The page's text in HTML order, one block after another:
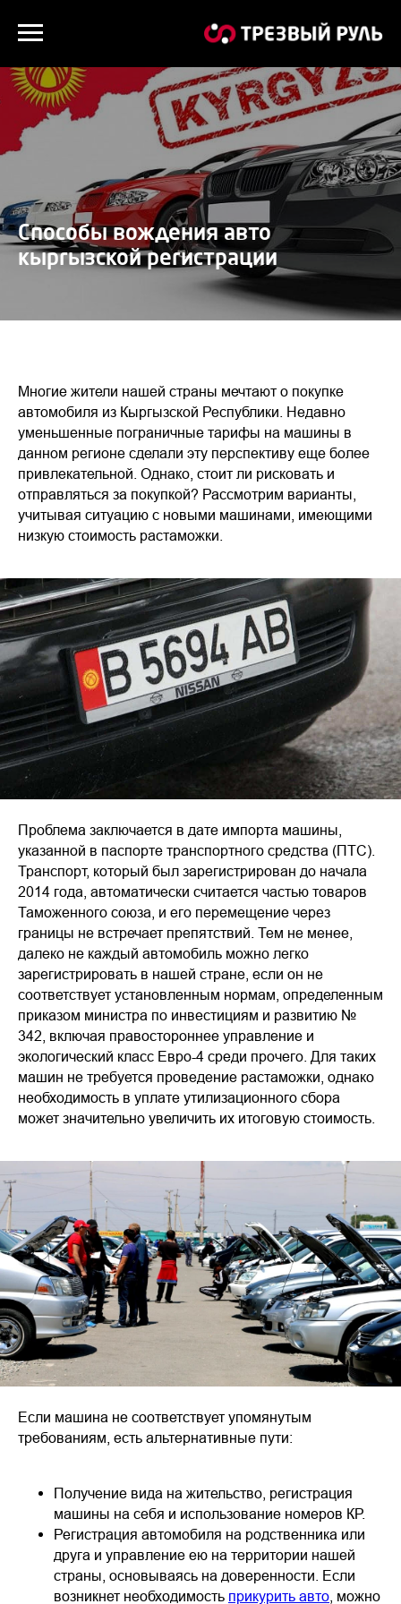
Способы вождения авто
кыргызской регистрации
Многие жители нашей страны мечтают о покупке
автомобиля из Кыргызской Республики. Недавно
уменьшенные пограничные тарифы на машины в
данном регионе сделали эту перспективу еще более
привлекательной. Однако, стоит ли рисковать и
отправляться за покупкой? Рассмотрим варианты,
учитывая ситуацию с новыми машинами, имеющими
низкую стоимость растаможки.
Проблема заключается в дате импорта машины,
указанной в паспорте транспортного средства (ПТС).
Транспорт, который был зарегистрирован до начала
2014 года, автоматически считается частью товаров
Таможенного союза, и его перемещение через
границы не встречает препятствий. Тем не менее,
далеко не каждый автомобиль можно легко
зарегистрировать в нашей стране, если он не
соответствует установленным нормам, определенным
приказом министра по инвестициям и развитию №
342, включая правостороннее управление и
экологический класс Евро-4 среди прочего. Для таких
машин не требуется проведение растаможки, однако
необходимость в уплате утилизационного сбора
может значительно увеличить их итоговую стоимость.
Если машина не соответствует упомянутым
требованиям, есть альтернативные пути:
Получение вида на жительство, регистрация
машины на себя и использование номеров КР.
Регистрация автомобиля на родственника или
друга и управление ею на территории нашей
страны, основываясь на доверенности. Если
возникнет необходимость прикурить авто , можно